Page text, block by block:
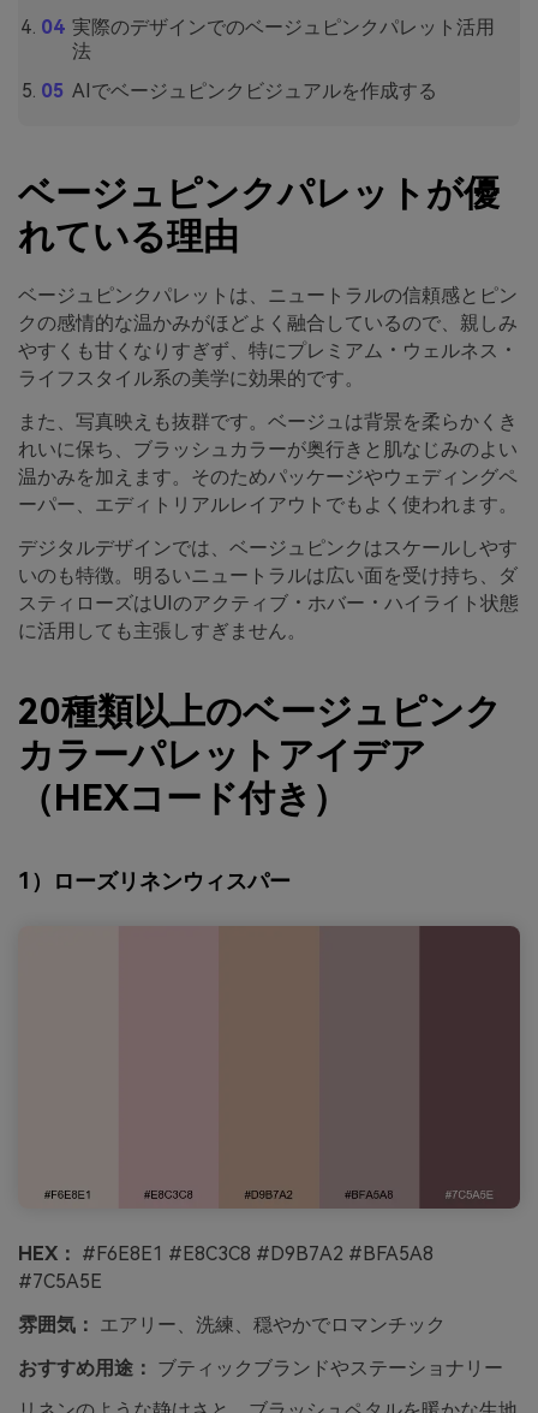
実際のデザインでのベージュピンクパレット活用
法
AIでベージュピンクビジュアルを作成する
ベージュピンクパレットが優
れている理由
ベージュピンクパレットは、ニュートラルの信頼感とピン
クの感情的な温かみがほどよく融合しているので、親しみ
やすくも甘くなりすぎず、特にプレミアム・ウェルネス・
ライフスタイル系の美学に効果的です。
また、写真映えも抜群です。ベージュは背景を柔らかくき
れいに保ち、ブラッシュカラーが奥行きと肌なじみのよい
温かみを加えます。そのためパッケージやウェディングペ
ーパー、エディトリアルレイアウトでもよく使われます。
デジタルデザインでは、ベージュピンクはスケールしやす
いのも特徴。明るいニュートラルは広い面を受け持ち、ダ
スティローズはUIのアクティブ・ホバー・ハイライト状態
に活用しても主張しすぎません。
20種類以上のベージュピンク
カラーパレットアイデア
（HEXコード付き）
1）ローズリネンウィスパー
HEX： #F6E8E1 #E8C3C8 #D9B7A2 #BFA5A8
#7C5A5E
雰囲気： エアリー、洗練、穏やかでロマンチック
おすすめ用途： ブティックブランドやステーショナリー